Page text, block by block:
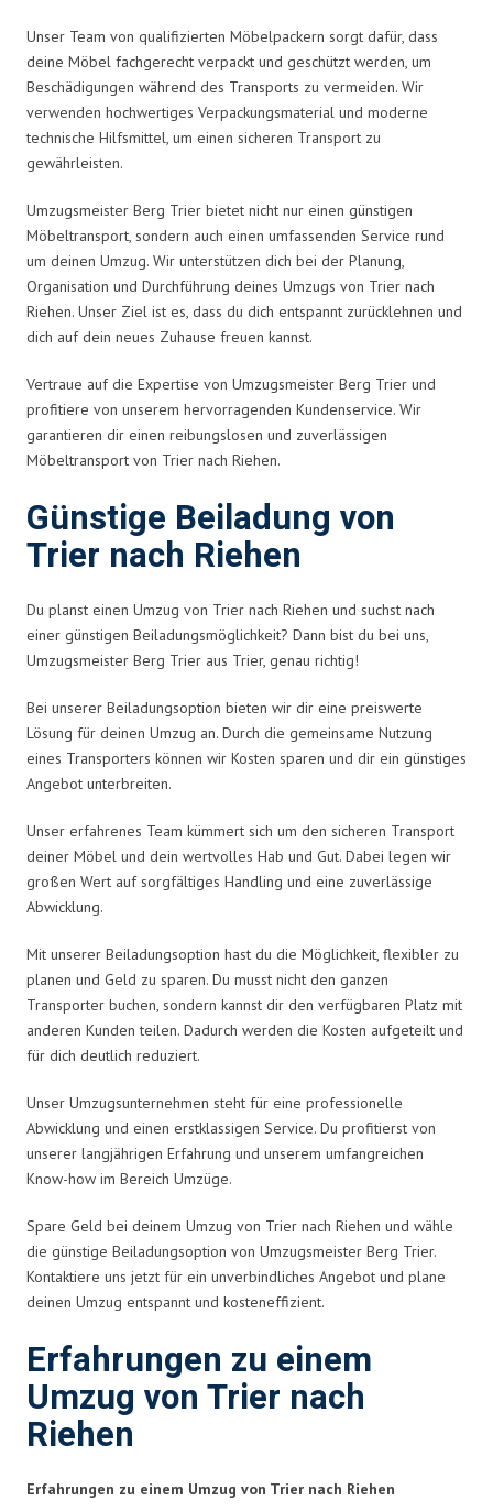
Unser Team von qualifizierten Möbelpackern sorgt dafür, dass
deine Möbel fachgerecht verpackt und geschützt werden, um
Beschädigungen während des Transports zu vermeiden. Wir
verwenden hochwertiges Verpackungsmaterial und moderne
technische Hilfsmittel, um einen sicheren Transport zu
gewährleisten.
Umzugsmeister Berg Trier bietet nicht nur einen günstigen
Möbeltransport, sondern auch einen umfassenden Service rund
um deinen Umzug. Wir unterstützen dich bei der Planung,
Organisation und Durchführung deines Umzugs von Trier nach
Riehen. Unser Ziel ist es, dass du dich entspannt zurücklehnen und
dich auf dein neues Zuhause freuen kannst.
Vertraue auf die Expertise von Umzugsmeister Berg Trier und
profitiere von unserem hervorragenden Kundenservice. Wir
garantieren dir einen reibungslosen und zuverlässigen
Möbeltransport von Trier nach Riehen.
Günstige Beiladung von
Trier nach Riehen
Du planst einen Umzug von Trier nach Riehen und suchst nach
einer günstigen Beiladungsmöglichkeit? Dann bist du bei uns,
Umzugsmeister Berg Trier aus Trier, genau richtig!
Bei unserer Beiladungsoption bieten wir dir eine preiswerte
Lösung für deinen Umzug an. Durch die gemeinsame Nutzung
eines Transporters können wir Kosten sparen und dir ein günstiges
Angebot unterbreiten.
Unser erfahrenes Team kümmert sich um den sicheren Transport
deiner Möbel und dein wertvolles Hab und Gut. Dabei legen wir
großen Wert auf sorgfältiges Handling und eine zuverlässige
Abwicklung.
Mit unserer Beiladungsoption hast du die Möglichkeit, flexibler zu
planen und Geld zu sparen. Du musst nicht den ganzen
Transporter buchen, sondern kannst dir den verfügbaren Platz mit
anderen Kunden teilen. Dadurch werden die Kosten aufgeteilt und
für dich deutlich reduziert.
Unser Umzugsunternehmen steht für eine professionelle
Abwicklung und einen erstklassigen Service. Du profitierst von
unserer langjährigen Erfahrung und unserem umfangreichen
Know-how im Bereich Umzüge.
Spare Geld bei deinem Umzug von Trier nach Riehen und wähle
die günstige Beiladungsoption von Umzugsmeister Berg Trier.
Kontaktiere uns jetzt für ein unverbindliches Angebot und plane
deinen Umzug entspannt und kosteneffizient.
Erfahrungen zu einem
Umzug von Trier nach
Riehen
Erfahrungen zu einem Umzug von Trier nach Riehen